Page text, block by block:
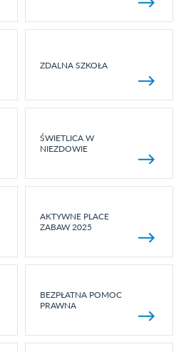
ZDALNA SZKOŁA
ŚWIETLICA W
NIEZDOWIE
AKTYWNE PLACE
ZABAW 2025
BEZPŁATNA POMOC
PRAWNA